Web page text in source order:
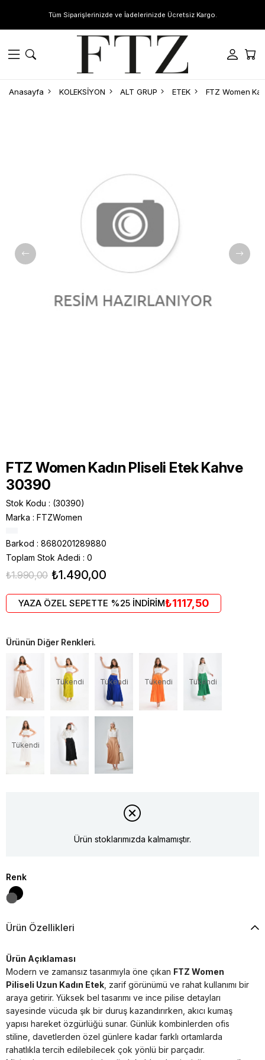
Tüm Siparişlerinizde ve İadelerinizde Ücretsiz Kargo.
Anasayfa KOLEKSİYON ALT GRUP ETEK FTZ Women
FTZ Women Kadın Pliseli Etek Kahve
30390
Stok Kodu
(30390)
Marka : FTZWomen
Barkod : 8680201289880
Toplam Stok Adedi : 0
₺1.990,00 ₺1.490,00
YAZA ÖZEL SEPETTE %25 İNDİRİM₺1117,50
Ürünün Diğer Renkleri.
Tükendi Tükendi Tükendi Tükendi
Tükendi
Ürün stoklarımızda kalmamıştır.
Renk
Ürün Özellikleri
Ürün Açıklaması
Modern ve zamansız tasarımıyla öne çıkan FTZ Women
Piliseli Uzun Kadın Etek , zarif görünümü ve rahat kullanımı bir
araya getirir. Yüksek bel tasarımı ve ince pilise detayları
sayesinde vücuda şık bir duruş kazandırırken, akıcı kumaş
yapısı hareket özgürlüğü sunar. Günlük kombinlerden ofis
stiline, davetlerden özel günlere kadar farklı ortamlarda
rahatlıkla tercih edilebilecek çok yönlü bir parçadır.